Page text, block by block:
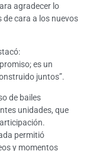
agradecer lo
de cara a los nuevos
es un
juntos”.
de bailes
unidades, que
permitió
y momentos